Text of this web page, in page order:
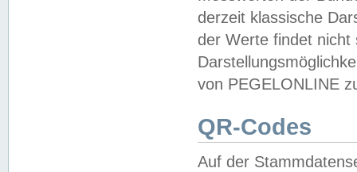
derzeit klassische
der Werte findet
von PEGELONLINE
QR-Codes
Auf der